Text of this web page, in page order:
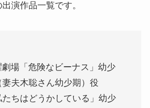
演作品一覧です。
場「危険なビーナス」幼少
夫木聡さん幼少期）役
たちはどうかしている」幼少